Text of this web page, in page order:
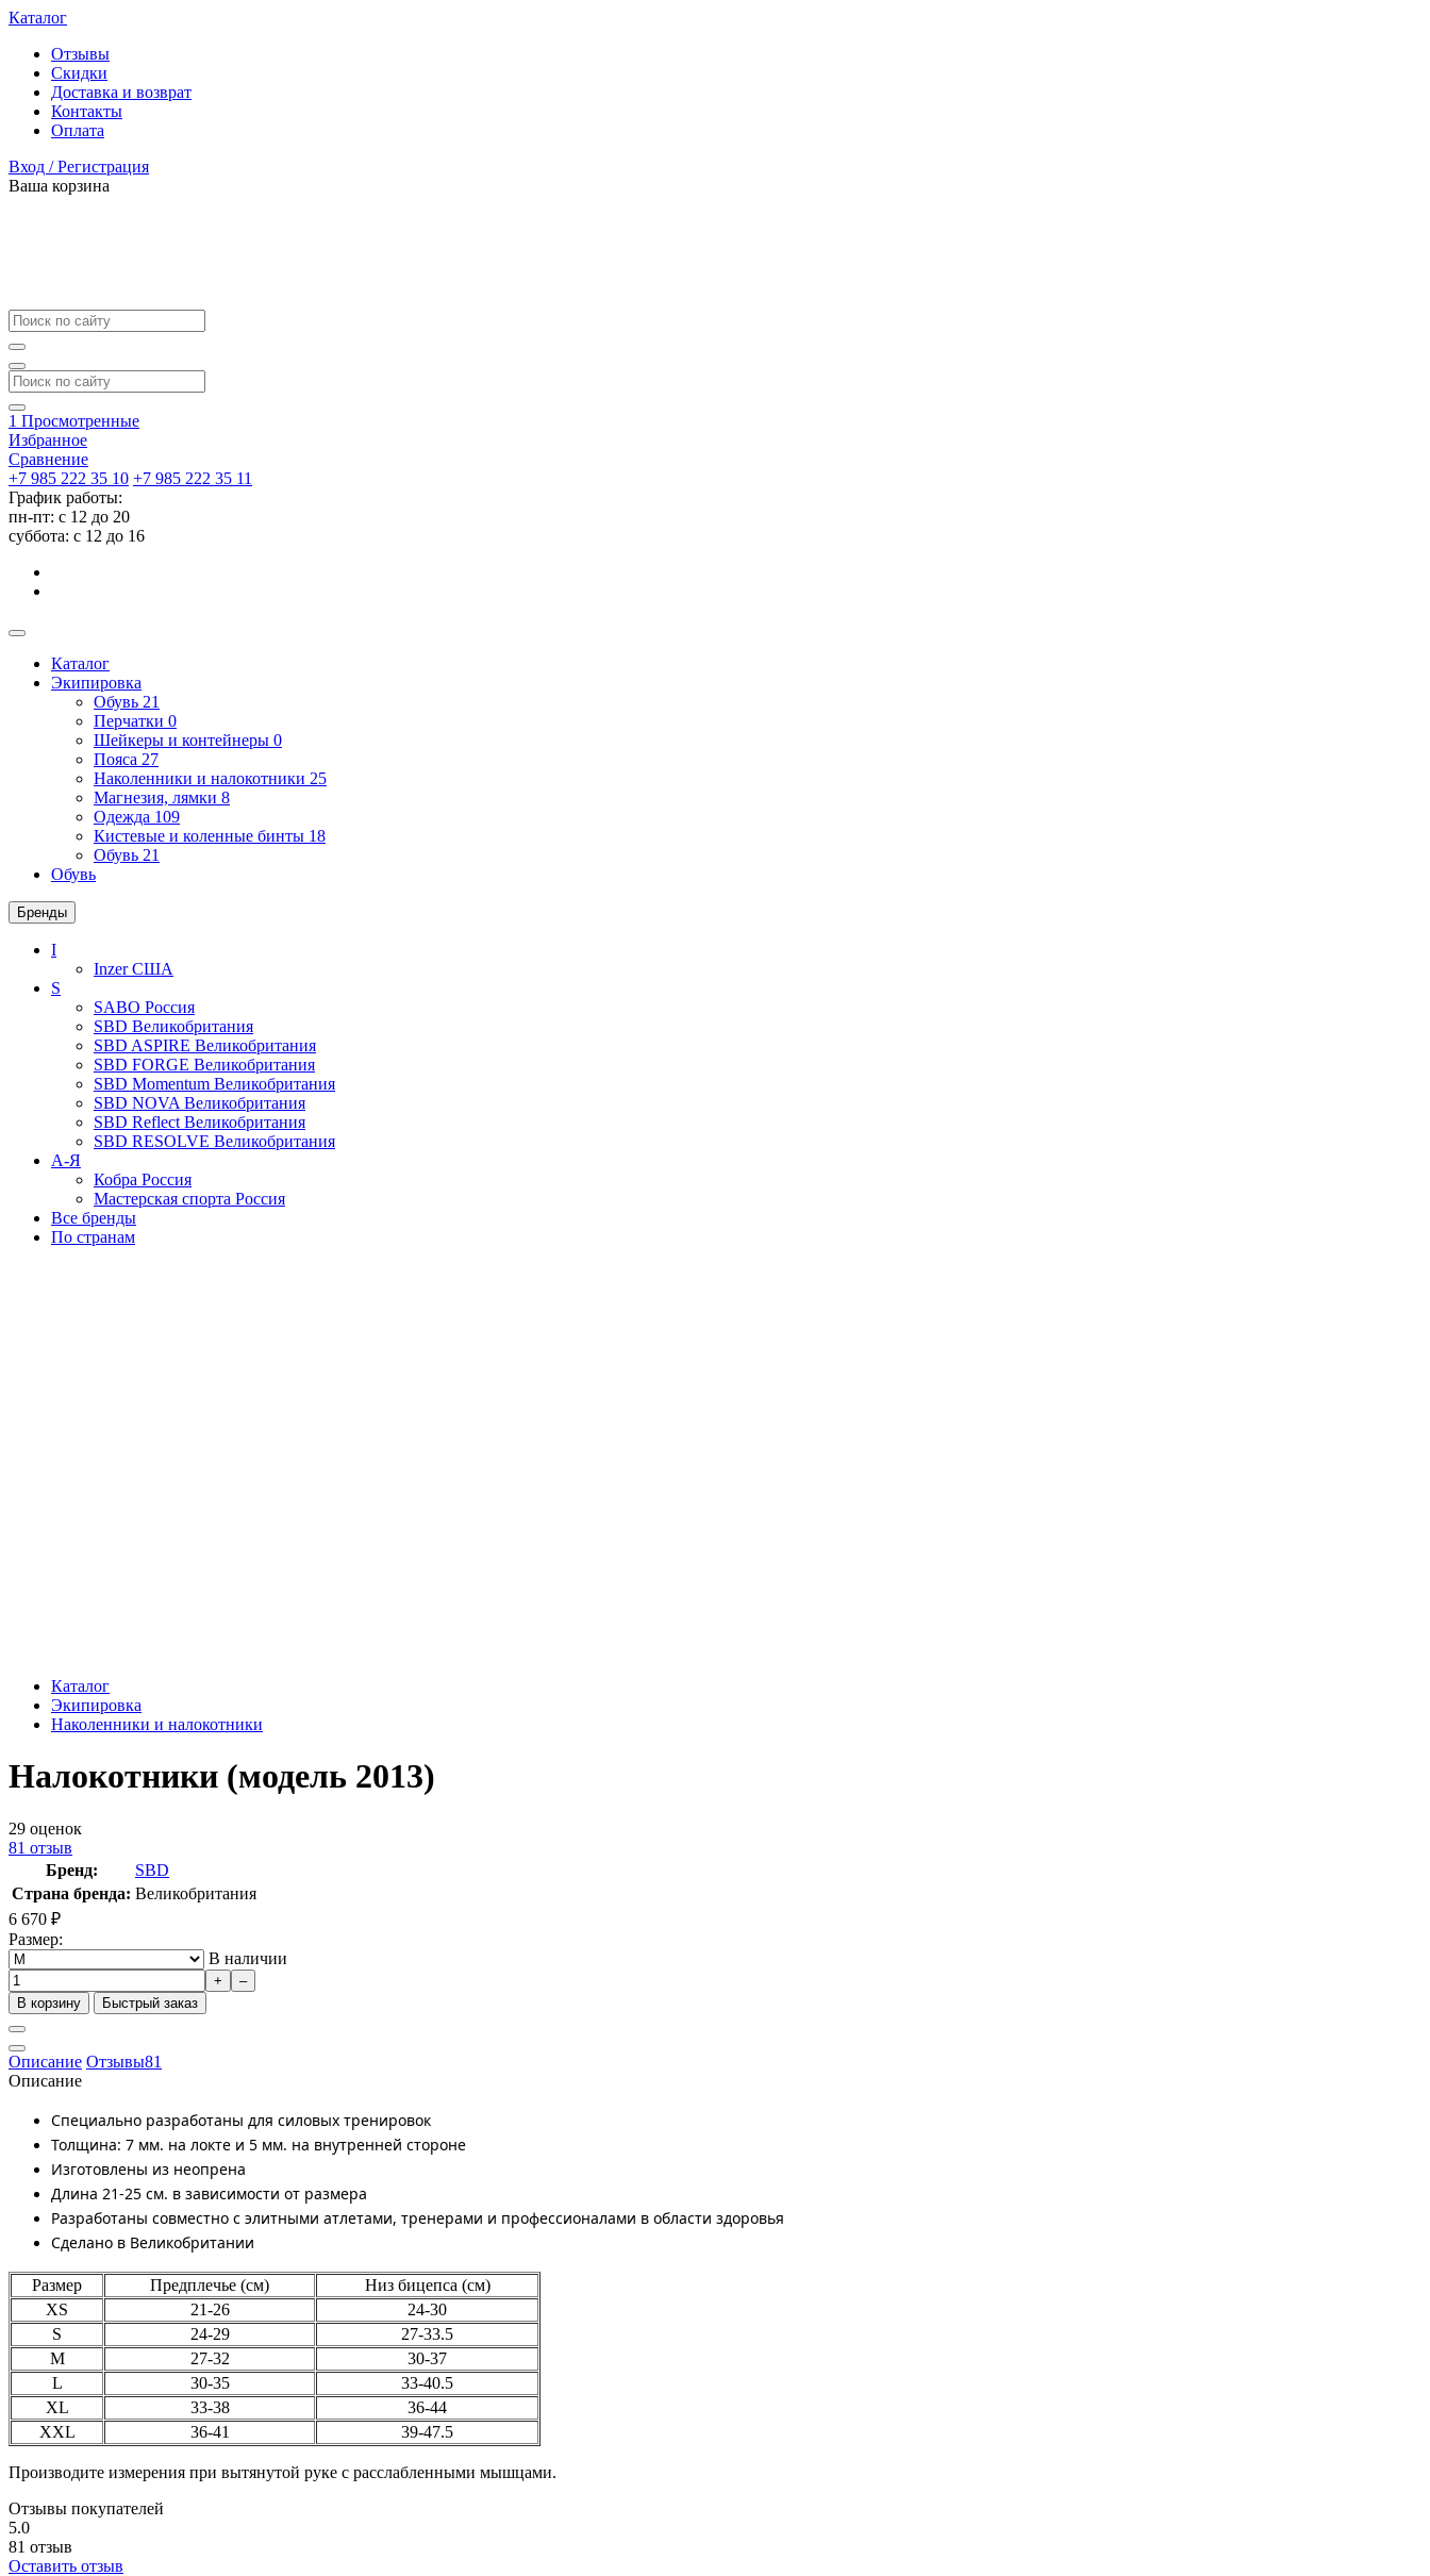
Каталог
Отзывы
Скидки
Доставка и возврат
Контакты
Оплата
Вход / Регистрация
Ваша корзина
1 Просмотренные
Избранное
Сравнение
+7 985 222 35 10 +7 985 222 35 11
График работы:
пн-пт: с 12 до 20
суббота: c 12 до 16
Каталог
Экипировка
Обувь 21
Перчатки 0
Шейкеры и контейнеры 0
Пояса 27
Наколенники и налокотники 25
Магнезия, лямки 8
Одежда 109
Кистевые и коленные бинты 18
Обувь 21
Обувь
Бренды
I
InzerСША
S
SABO Россия
SBD Великобритания
SBD ASPIRE Великобритания
SBD FORGE Великобритания
SBD Momentum Великобритания
SBD NOVA Великобритания
SBD Reflect Великобритания
SBD RESOLVE Великобритания
А-Я
Кобра Россия
Мастерская спорта Россия
Все бренды
По странам
Каталог
Экипировка
Наколенники и налокотники
Налокотники (модель 2013)
29 оценок
81 отзыв
Бренд:
SBD
Страна бренда: Великобритания
6 670 ₽
Размер:
В наличии
+
–
В корзину
Быстрый заказ
Описание Отзывы81
Описание
Специально разработаны для силовых тренировок
Толщина: 7 мм. на локте и 5 мм. на внутренней стороне
Изготовлены из неопрена
Длина 21-25 см. в зависимости от размера
Разработаны совместно с элитными атлетами, тренерами и профессионалами в области здоровья
Сделано в Великобритании
Размер Предплечье (см)
Низ бицепса (см)
XS
21-26
24-30
S
24-29
27-33.5
M
27-32
30-37
L
30-35
33-40.5
XL
33-38
36-44
XXL
36-41 39-47.5
Производите измерения при вытянутой руке с расслабленными мышцами.
Отзывы покупателей
5.0
81 отзыв
Оставить отзыв